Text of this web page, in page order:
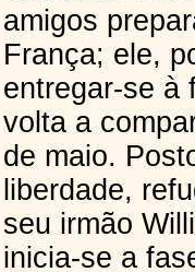
amigos
França; ele,
entregar-se à
volta a
de maio.
liberdade,
seu irmão
inicia-se a